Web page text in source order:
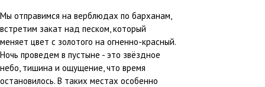
Мы отправимся на верблюдах по барханам,
встретим закат над песком, который
меняет цвет с золотого на огненно-красный.
Ночь проведем в пустыне - это звёздное
небо, тишина и ощущение, что время
остановилось. В таких местах особенно